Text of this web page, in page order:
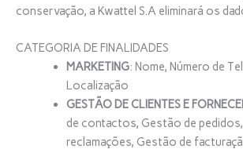
conservação, a Kwattel S.A eliminará os
CATEGORIA DE FINALIDADES
MARKETING: Nome, Número de
Localização
GESTÃO DE CLIENTES E
de contactos, Gestão de
reclamações, Gestão de